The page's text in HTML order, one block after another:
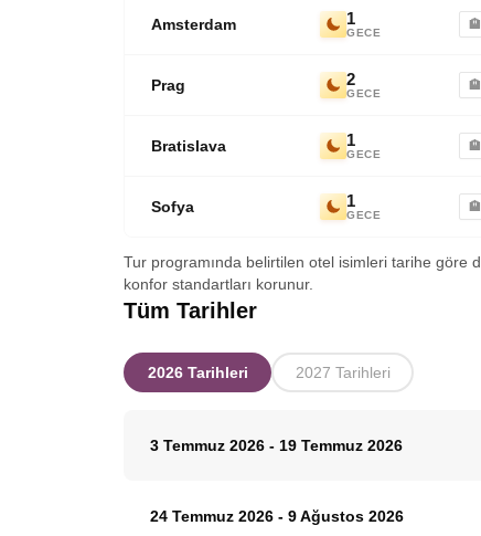
Amsterdam 1
GECE
Prag 2
GECE
Bratislava 1
GECE
Sofya 1
GECE
Tur programında belirtilen otel isimleri tarihe göre
konfor standartları korunur.
Tüm Tarihler
2026 Tarihleri 2027 Tarihleri
3 Temmuz 2026 - 19 Temmuz 2026
24 Temmuz 2026 - 9 Ağustos 2026